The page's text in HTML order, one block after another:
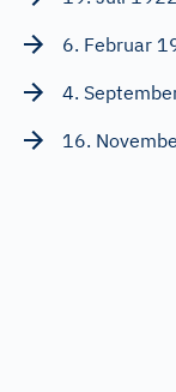
6. Februar
4.
16.